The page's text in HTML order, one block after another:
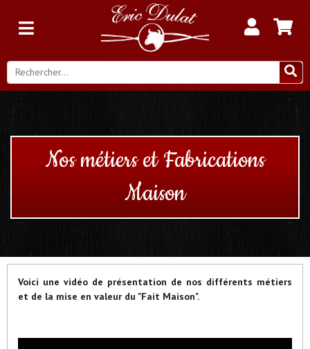
Nos métiers et Fabrications
Maison
Voici une vidéo de présentation de nos différents métiers
et de la mise en valeur du "Fait Maison".